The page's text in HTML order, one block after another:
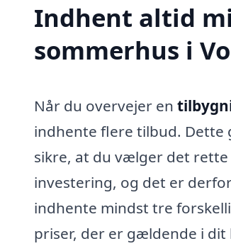
Indhent altid
sommerhus i
Når du overvejer en
indhente flere tilbud. Dette
sikre, at du vælger det
investering, og det er
indhente mindst tre
priser, der er gældende i dit